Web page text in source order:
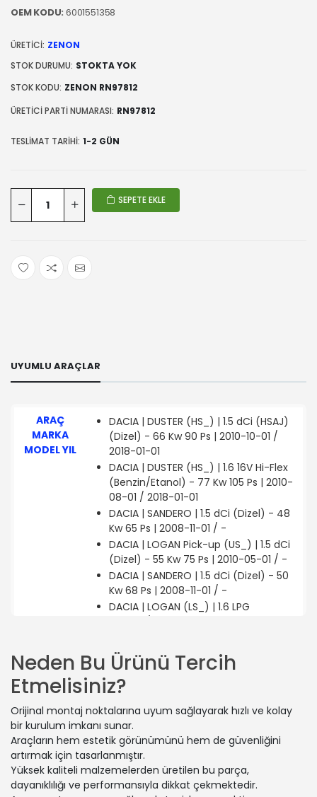
OEM KODU:6001551358
ÜRETICI: ZENON
STOK DURUMU: STOKTA YOK
STOK KODU: ZENON RN97812
ÜRETICI PARTI NUMARASI: RN97812
TESLIMAT TARIHI: 1-2 GÜN
SEPETE EKLE
UYUMLU ARAÇLAR
ARAÇ
MARKA
MODEL YIL
DACIA | DUSTER (HS_) | 1.5 dCi (HSAJ)
(Dizel) - 66 Kw 90 Ps | 2010-10-01 /
2018-01-01
DACIA | DUSTER (HS_) | 1.6 16V Hi-Flex
(Benzin/Etanol) - 77 Kw 105 Ps | 2010-
08-01 / 2018-01-01
DACIA | SANDERO | 1.5 dCi (Dizel) - 48
Kw 65 Ps | 2008-11-01 / -
DACIA | LOGAN Pick-up (US_) | 1.5 dCi
(Dizel) - 55 Kw 75 Ps | 2010-05-01 / -
DACIA | SANDERO | 1.5 dCi (Dizel) - 50
Kw 68 Ps | 2008-11-01 / -
DACIA | LOGAN (LS_) | 1.6 LPG
RENAULT | DUSTER (HS_) | 1.5 dCi
(Dizel) - 63 Kw 85 Ps | 2011-06-01 /
2018-01-01
(KS0W) (Dizel) - 63 Kw 86 Ps | 2007-
09-01 / 2012-12-01
DACIA | LOGAN (LS_) | 1.5 dCi (LS04)
(Dizel) - 65 Kw 88 Ps | 2010-05-01 / -
DACIA | LOGAN (LS_) | 1.4 (LS0A, LS0C,
LS0E, LS0G) (Benzin) - 55 Kw 75 Ps |
Neden Bu Ürünü Tercih
Etmelisiniz?
Orijinal montaj noktalarına uyum sağlayarak hızlı ve kolay
bir kurulum imkanı sunar.
Araçların hem estetik görünümünü hem de güvenliğini
artırmak için tasarlanmıştır.
Yüksek kaliteli malzemelerden üretilen bu parça,
dayanıklılığı ve performansıyla dikkat çekmektedir.